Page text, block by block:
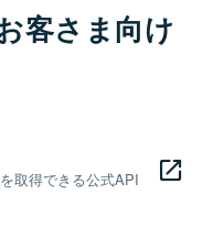
客さま向け
取得できる公式API